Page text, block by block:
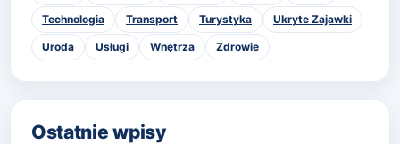
Technologia Transport Turystyka Ukryte Zajawki
Uroda Usługi Wnętrza Zdrowie
Ostatnie wpisy